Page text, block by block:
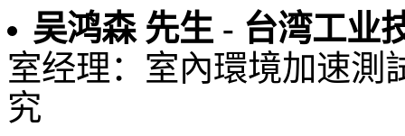
吴鸿森 先生 - 台湾工
室经理：室內環境加速測
究